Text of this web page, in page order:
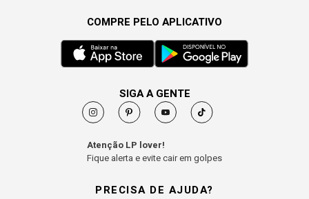
PRECISA DE AJUDA?
COMPRE PELO APLICATIVO
SIGA A GENTE
Atenção LP lover!
Fique alerta e evite cair em golpes